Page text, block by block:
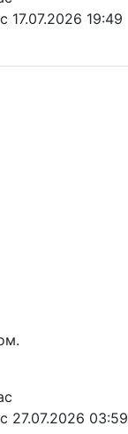
17.07.2026 19:49
27.07.2026 03:59